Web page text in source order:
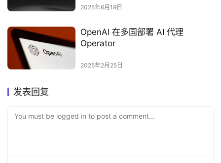
2025年6月19日
OpenAI 在多国部署 AI 代理
Operator
2025年2月25日
发表回复
You must be logged in to post a comment...